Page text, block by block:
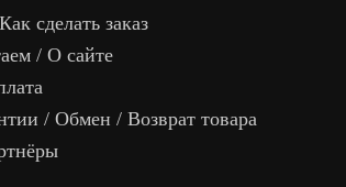
сделать заказ
/ О сайте
/ Обмен / Возврат товара